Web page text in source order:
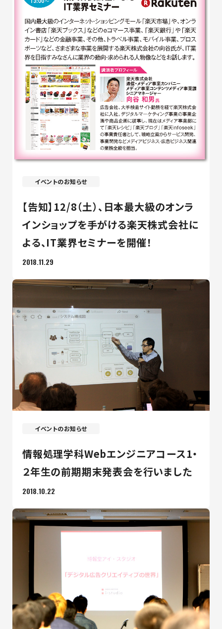
イベントのお知らせ
【告知】12/8（土）、日本最大級のオンラ
インショップを手がける楽天株式会社に
よる、IT業界セミナーを開催！
2018.11.29
イベントのお知らせ
情報処理学科Webエンジニアコース1・
２年生の前期期末発表会を行いました
2018.10.22